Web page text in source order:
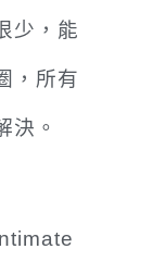
少，能
，所有
決。